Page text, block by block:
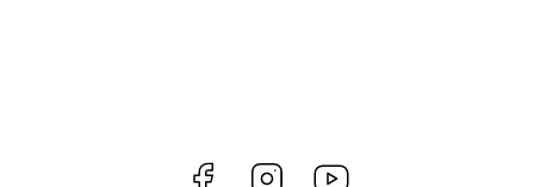
Facebook Instagram